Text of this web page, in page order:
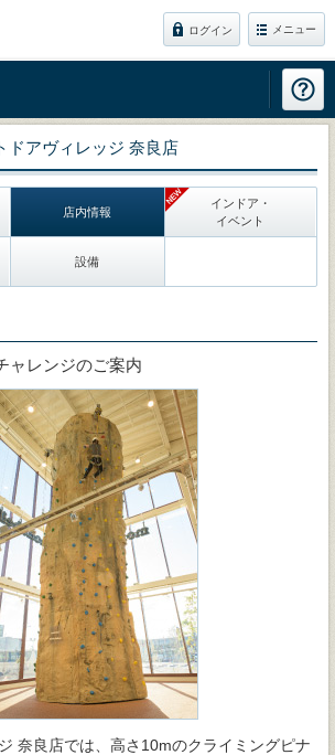
ログイン メニュー
ドアヴィレッジ 奈良店
店内情報
インドア・
イベント
設備
ャレンジのご案内
奈良店では、高さ10mのクライミングピナ